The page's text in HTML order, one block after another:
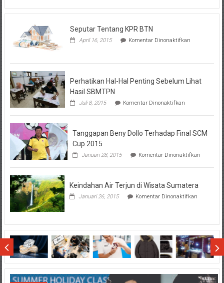
Seputar Tentang KPR BTN
April 16, 2015 Komentar Dinonaktifkanpada
KPR
Perhatikan Hal-Hal Penting Sebelum Lihat
Hasil SBMTPN
Juli 8, 2015 Komentar Dinonaktifkanpada
Hal-
Penting
Hasil
Tanggapan Beny Dollo Terhadap Final SCM
Cup 2015
Januari 28, 2015 Komentar Dinonaktifkanpada
Beny
Keindahan Air Terjun di Wisata Sumatera
Januari 26, 2015 Komentar Dinonaktifkanpada
di
Wisata
Sumatera